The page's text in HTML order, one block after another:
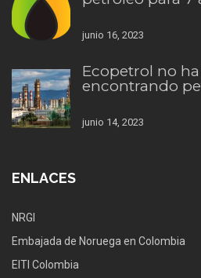
junio 16, 2023
Ecopetrol no
encontrando
junio 14, 2023
ENLACES
NRGI
Embajada de Noruega en Colombia
EITI Colombia